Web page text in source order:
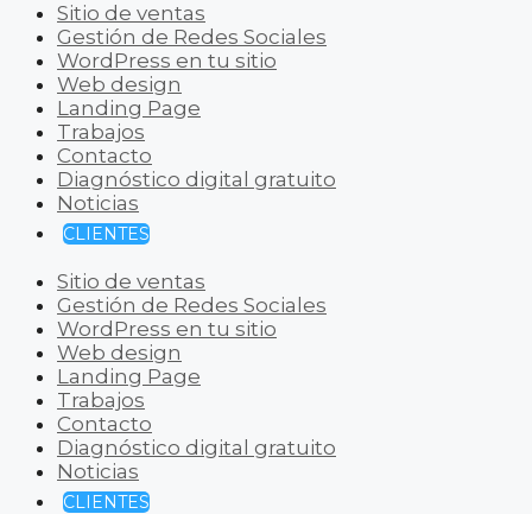
Sitio de ventas
Gestión de Redes Sociales
WordPress en tu sitio
Web design
Landing Page
Trabajos
Contacto
Diagnóstico digital gratuito
Noticias
CLIENTES
Sitio de ventas
Gestión de Redes Sociales
WordPress en tu sitio
Web design
Landing Page
Trabajos
Contacto
Diagnóstico digital gratuito
Noticias
CLIENTES